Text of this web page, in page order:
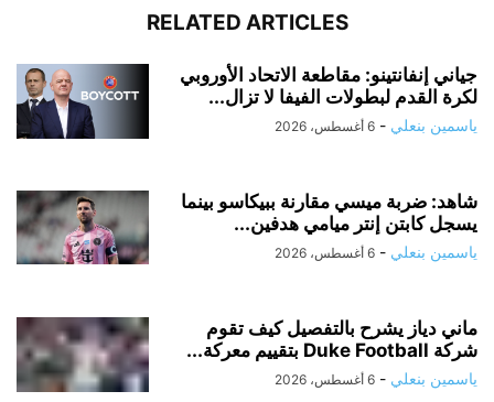
RELATED ARTICLES
جياني إنفانتينو: مقاطعة الاتحاد الأوروبي
لكرة القدم لبطولات الفيفا لا تزال...
ياسمين بنعلي - 6 أغسطس، 2026
شاهد: ضربة ميسي مقارنة ببيكاسو بينما
يسجل كابتن إنتر ميامي هدفين...
ياسمين بنعلي - 6 أغسطس، 2026
ماني دياز يشرح بالتفصيل كيف تقوم
شركة Duke Football بتقييم معركة...
ياسمين بنعلي - 6 أغسطس، 2026